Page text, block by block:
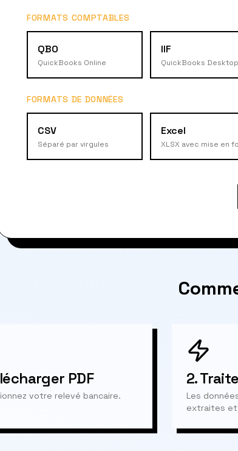
FORMATS COMPTABLES
QBO
QuickBooks Online
IIF
QuickBooks Desktop
FORMATS DE DONNÉES
CSV
Séparé par virgules
Excel
XLSX avec mise en
PDF
votre relevé bancaire.
2.
Les
extraites